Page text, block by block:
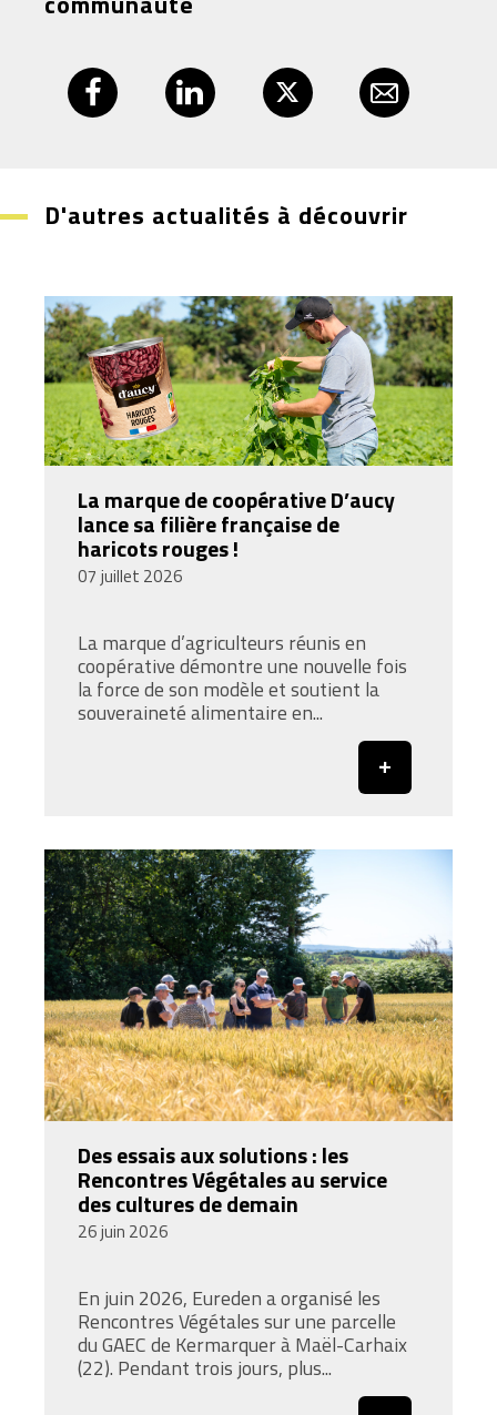
D'autres actualités à découvrir
La marque de coopérative D’aucy
lance sa filière française de
haricots rouges !
07 juillet 2026
La marque d’agriculteurs réunis en
coopérative démontre une nouvelle fois
la force de son modèle et soutient la
souveraineté alimentaire en...
Des essais aux solutions : les
Rencontres Végétales au service
des cultures de demain
26 juin 2026
En juin 2026, Eureden a organisé les
Rencontres Végétales sur une parcelle
du GAEC de Kermarquer à Maël-Carhaix
(22). Pendant trois jours, plus...